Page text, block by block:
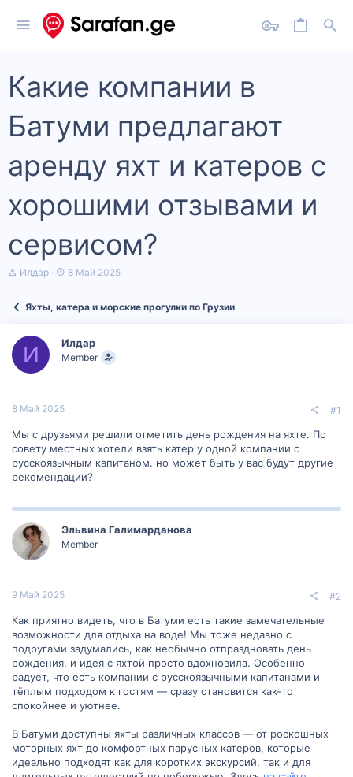
Какие компании в
Батуми предлагают
аренду яхт и катеров с
хорошими отзывами и
сервисом?
А
т
м
ы
Илдар
Д
а
ч
а
8 Май 2025
Яхты, катера и морские прогулки по Грузии
И Илдар
Member
8 Май 2025 #1
Мы с друзьями решили отметить день рождения на яхте. По
совету местных хотели взять катер у одной компании с
русскоязычным капитаном. но может быть у вас будут другие
рекомендации?
Эльвина Галимарданова
Member
9 Май 2025 #2
Как приятно видеть, что в Батуми есть такие замечательные
возможности для отдыха на воде! Мы тоже недавно с
подругами задумались, как необычно отпраздновать день
рождения, и идея с яхтой просто вдохновила. Особенно
радует, что есть компании с русскоязычными капитанами и
тёплым подходом к гостям — сразу становится как-то
спокойнее и уютнее.
В Батуми доступны яхты различных классов — от роскошных
моторных яхт до комфортных парусных катеров, которые
идеально подходят как для коротких экскурсий, так и для